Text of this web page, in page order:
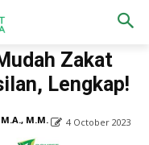
Zakat
Lengkap!
M.M. 4 October 2023